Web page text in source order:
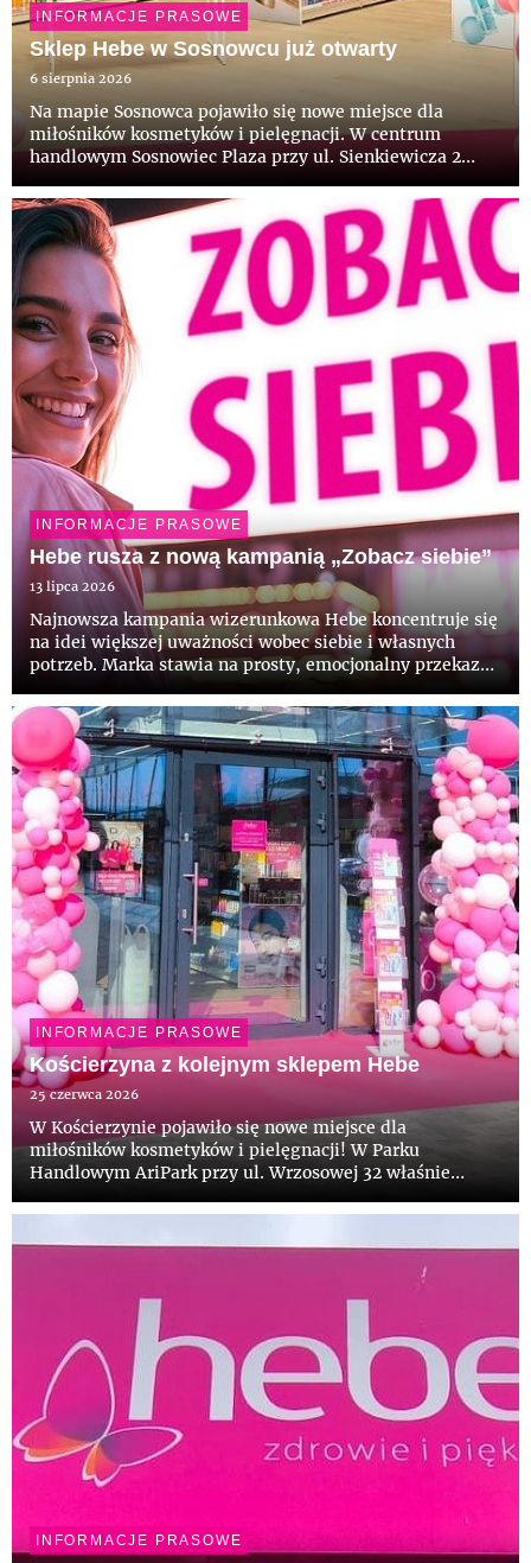
INFORMACJE PRASOWE
Sklep Hebe w Sosnowcu już otwarty
6 sierpnia 2026
Na mapie Sosnowca pojawiło się nowe miejsce dla
miłośników kosmetyków i pielęgnacji. W centrum
handlowym Sosnowiec Plaza przy ul. Sienkiewicza 2
czekają atrakcyjne rabaty i oferty specjalne.
INFORMACJE PRASOWE
Hebe rusza z nową kampanią „Zobacz siebie”
13 lipca 2026
Najnowsza kampania wizerunkowa Hebe koncentruje się
na idei większej uważności wobec siebie i własnych
potrzeb. Marka stawia na prosty, emocjonalny przekaz
nad codziennością. „Zobacz siebie” to opowieść o
postrzeg...
INFORMACJE PRASOWE
Kościerzyna z kolejnym sklepem Hebe
25 czerwca 2026
W Kościerzynie pojawiło się nowe miejsce dla
miłośników kosmetyków i pielęgnacji! W Parku
Handlowym AriPark przy ul. Wrzosowej 32 właśnie
skorzystać z wyjątkowych promocji i specjalnych ofert.
INFORMACJE PRASOWE